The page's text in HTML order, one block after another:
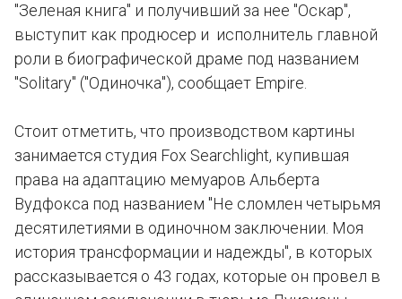
"Зеленая книга" и получивший за нее "Оскар",
выступит как продюсер и исполнитель главной
роли в биографической драме под названием
"Solitary" ("Одиночка"), сообщает Empire.
Стоит отметить, что производством картины
занимается студия Fox Searchlight, купившая
права на адаптацию мемуаров Альберта
Вудфокса под названием "Не сломлен четырьмя
десятилетиями в одиночном заключении. Моя
история трансформации и надежды", в которых
рассказывается о 43 годах, которые он провел в